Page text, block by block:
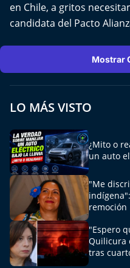
en Chile, a gritos
candidata del Pacto
Mostrar
LO MÁS VISTO
¿Mito o
un auto
"Me
remoción
"Espero
Quilicura
tras